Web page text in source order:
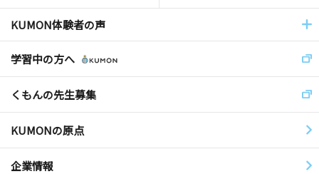
KUMON体験者の声
学習中の方へ
くもんの先生募集
KUMONの原点
企業情報